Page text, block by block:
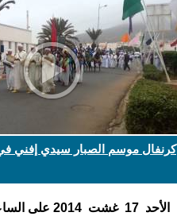
كرنفال موسم الصبار سيدي إفني
اﻷحد 17 غشت 2014 على الساعة 23:04:57